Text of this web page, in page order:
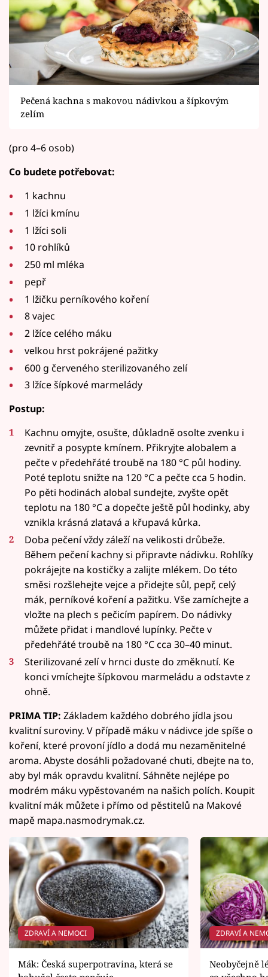
Pečená kachna s makovou nádivkou a šípkovým
zelím
(pro 4–6 osob)
Co budete potřebovat:
1 kachnu
1 lžíci kmínu
1 lžíci soli
10 rohlíků
250 ml mléka
pepř
1 lžičku perníkového koření
8 vajec
2 lžíce celého máku
velkou hrst pokrájené pažitky
600 g červeného sterilizovaného zelí
3 lžíce šípkové marmelády
Postup:
Kachnu omyjte, osušte, důkladně osolte zvenku i
zevnitř a posypte kmínem. Přikryjte alobalem a
pečte v předehřáté troubě na 180 °C půl hodiny.
Poté teplotu snižte na 120 °C a pečte cca 5 hodin.
Po pěti hodinách alobal sundejte, zvyšte opět
teplotu na 180 °C a dopečte ještě půl hodinky, aby
vznikla krásná zlatavá a křupavá kůrka.
Doba pečení vždy záleží na velikosti drůbeže.
Během pečení kachny si připravte nádivku. Rohlíky
pokrájejte na kostičky a zalijte mlékem. Do této
směsi rozšlehejte vejce a přidejte sůl, pepř, celý
mák, perníkové koření a pažitku. Vše zamíchejte a
vložte na plech s pečicím papírem. Do nádivky
můžete přidat i mandlové lupínky. Pečte v
předehřáté troubě na 180 °C cca 30–40 minut.
Sterilizované zelí v hrnci duste do změknutí. Ke
konci vmíchejte šípkovou marmeládu a odstavte z
ohně.
PRIMA TIP: Základem každého dobrého jídla jsou
kvalitní suroviny. V případě máku v nádivce jde spíše o
koření, které provoní jídlo a dodá mu nezaměnitelné
aroma. Abyste dosáhli požadované chuti, dbejte na to,
aby byl mák opravdu kvalitní. Sáhněte nejlépe po
modrém máku vypěstovaném na našich polích. Koupit
kvalitní mák můžete i přímo od pěstitelů na Makové
mapě mapa.nasmodrymak.cz.
ZDRAVÍ A NEMOCI
Mák: Česká superpotravina, která se
ZDRAVÍ A
Neobyčejně